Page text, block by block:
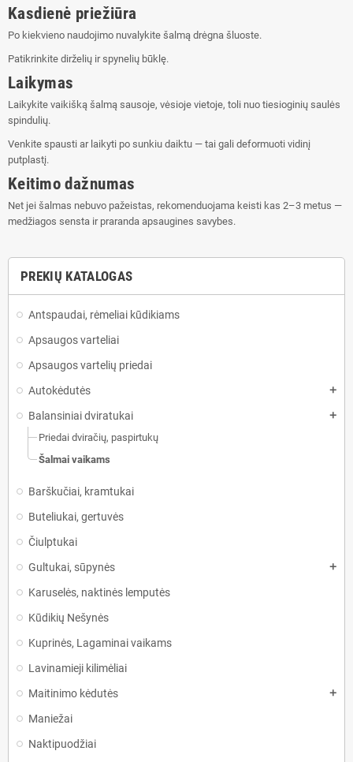
PREKIŲ KATALOGAS
Antspaudai, rėmeliai kūdikiams
Apsaugos varteliai
Apsaugos vartelių priedai
Autokėdutės
add
Balansiniai dviratukai add
Priedai dviračių, paspirtukų
Šalmai vaikams
Barškučiai, kramtukai
Buteliukai, gertuvės
Čiulptukai
Gultukai, sūpynės
add
Karuselės, naktinės lemputės
Kūdikių Nešynės
Kuprinės, Lagaminai vaikams
Lavinamieji kilimėliai
Maitinimo kėdutės
add
Maniežai
Naktipuodžiai
Kasdienė priežiūra
Po kiekvieno naudojimo nuvalykite šalmą drėgna šluoste.
Patikrinkite dirželių ir spynelių būklę.
Laikymas
Laikykite vaikišką šalmą sausoje, vėsioje vietoje, toli nuo tiesioginių saulės
spindulių.
Venkite spausti ar laikyti po sunkiu daiktu — tai gali deformuoti vidinį
putplastį.
Keitimo dažnumas
Net jei šalmas nebuvo pažeistas, rekomenduojama keisti kas 2–3 metus —
medžiagos sensta ir praranda apsaugines savybes.